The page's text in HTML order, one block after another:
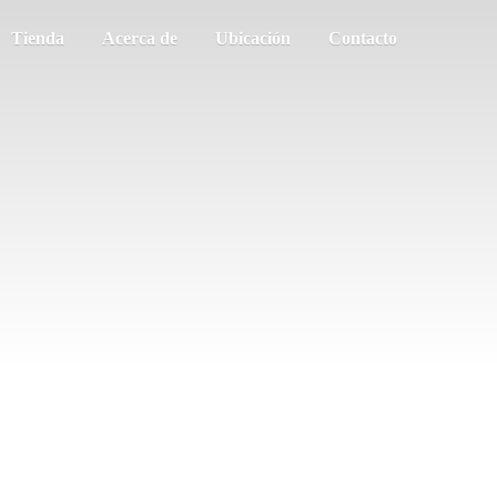
Tienda Acerca de Ubicación Contacto